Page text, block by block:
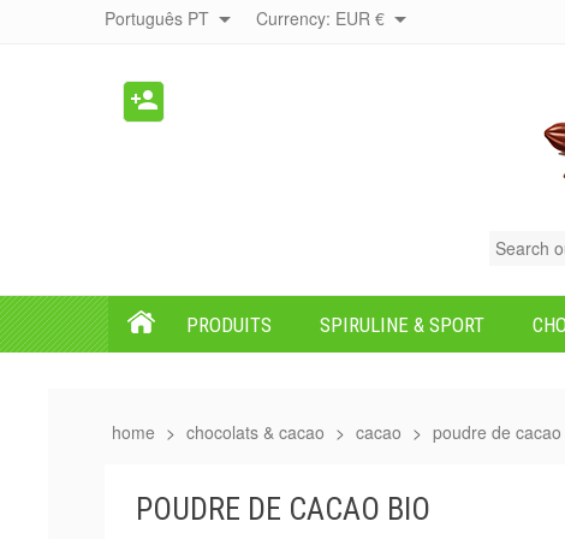
Português PT  Currency: EUR € 

PRODUITS SPIRULINE & SPORT
home chocolats & cacao cacao poudre de cacao
POUDRE DE CACAO BIO